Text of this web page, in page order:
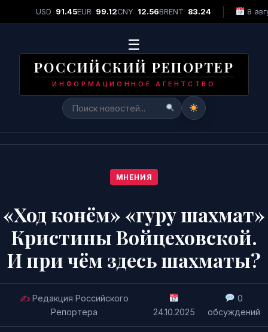
СРОЧНО
красоты "Miss Piel Dorada 2026"• Лидер группы «Рок-
USD 91.45EUR 99.12CNY 12.56BRENT 83.24 8
☰
РОССИЙСКИЙ РЕПОРТЕР
ИНФОРМАЦИОННОЕ АГЕНТСТВО
МНЕНИЯ
«Ход конём» «гуру шахмат»
Кристины Войцеховской.
И при чём здесь шахматы?
✍️ Редакция Российского
Репортера
24.10.2025
0
обсуждений